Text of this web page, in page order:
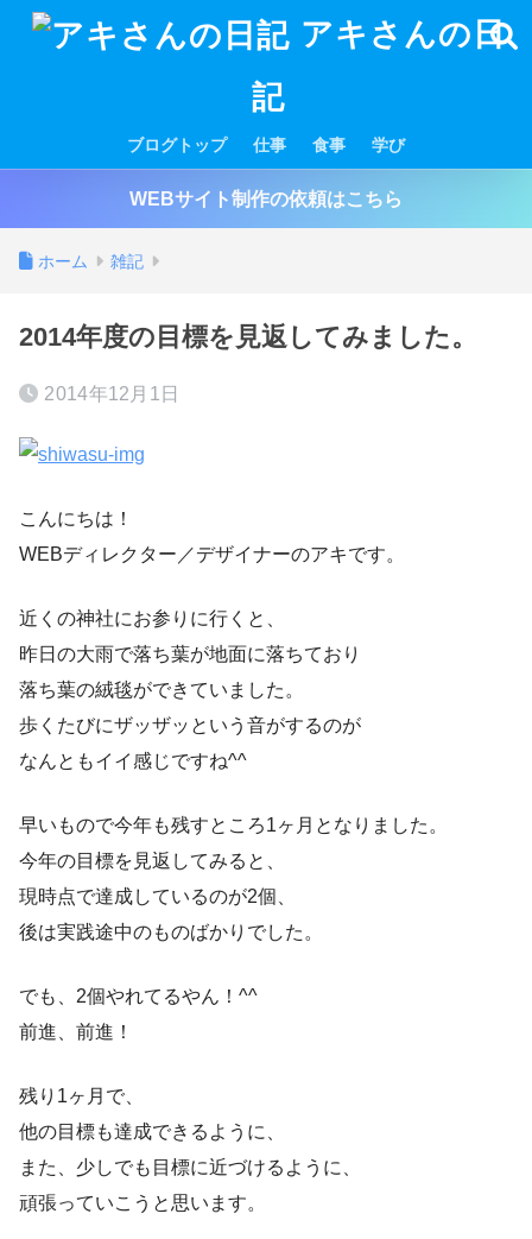
アキさんの日
記
ブログトップ 仕事 食事 学び
WEBサイト制作の依頼はこちら
ホーム 雑記
2014年度の目標を見返してみました。
2014年12月1日
こんにちは！
WEBディレクター／デザイナーのアキです。
近くの神社にお参りに行くと、
昨日の大雨で落ち葉が地面に落ちており
落ち葉の絨毯ができていました。
歩くたびにザッザッという音がするのが
なんともイイ感じですね^^
早いもので今年も残すところ1ヶ月となりました。
今年の目標を見返してみると、
現時点で達成しているのが2個、
後は実践途中のものばかりでした。
でも、2個やれてるやん！^^
前進、前進！
残り1ヶ月で、
他の目標も達成できるように、
また、少しでも目標に近づけるように、
頑張っていこうと思います。